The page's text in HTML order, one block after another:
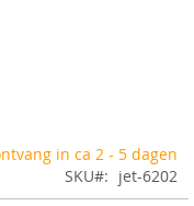
in ca 2 - 5 dagen
SKU
jet-6202